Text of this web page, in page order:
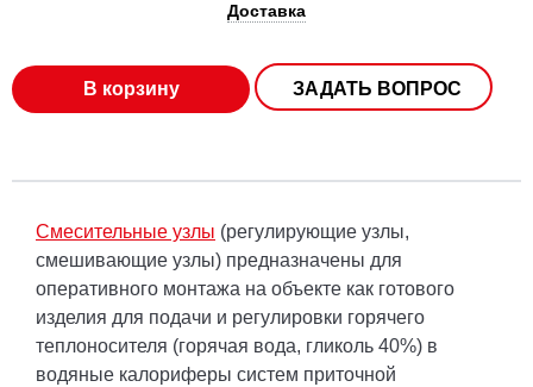
Доставка
В корзину ЗАДАТЬ ВОПРОС
Смесительные узлы (регулирующие узлы,
смешивающие узлы) предназначены для
оперативного монтажа на объекте как готового
изделия для подачи и регулировки горячего
теплоносителя (горячая вода, гликоль 40%) в
водяные калориферы систем приточной